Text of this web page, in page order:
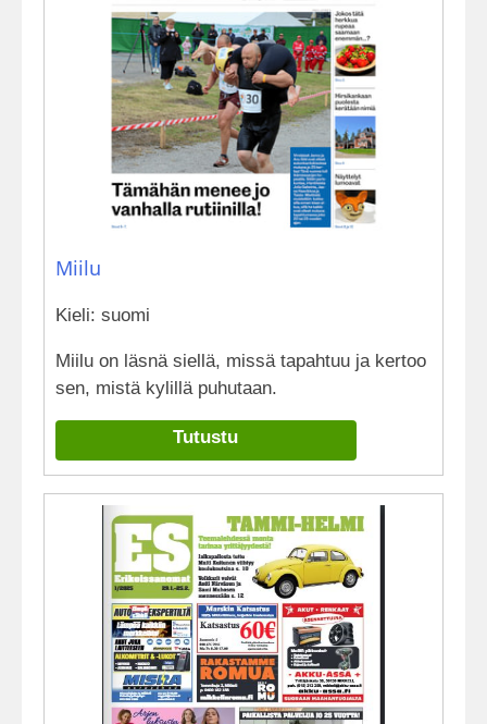
Miilu
Kieli: suomi
Miilu on läsnä siellä, missä tapahtuu ja kertoo
sen, mistä kylillä puhutaan.
Tutustu